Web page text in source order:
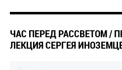
ЧАС ПЕРЕД РАССВЕТОМ /
ЛЕКЦИЯ СЕРГЕЯ